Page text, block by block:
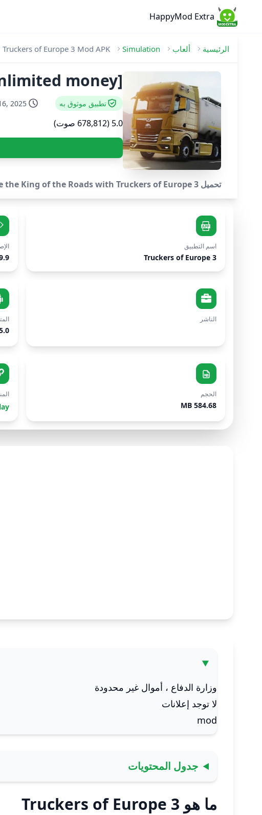
HappyMod Extra
الرئيسية ألعاب Simulation
Truckers of Europe 3 Mod APK
money]
تطبيق موثوق به 2025
5.0 (678,812 صوت)
تحميل Truckers of Europe 3 Mod APK v0.49.9 [Unlimited money] - Become the King of the Roads with Truckers of Europe 3!.
اسم التطبيق
Truckers of Europe 3
الناشر
الحجم
584.68 MB
وزارة الدفاع ، أموال غير محدودة
لا توجد إعلانات
mod
جدول المحتويات
ما هو Truckers of Europe 3